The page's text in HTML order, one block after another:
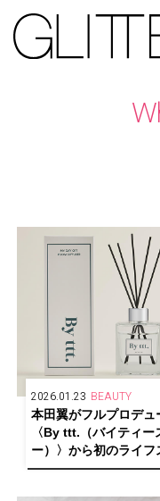
2026.01.23 BEAUTY
本田翼がフルプロデュ
〈By ttt.（バイティー
ー）〉から初のライフ
イルアイテムが新発売